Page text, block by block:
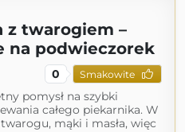
z twarogiem –
na podwieczorek
0 Smakowite
pomysł na szybki
całego piekarnika. W
mąki i masła, więc